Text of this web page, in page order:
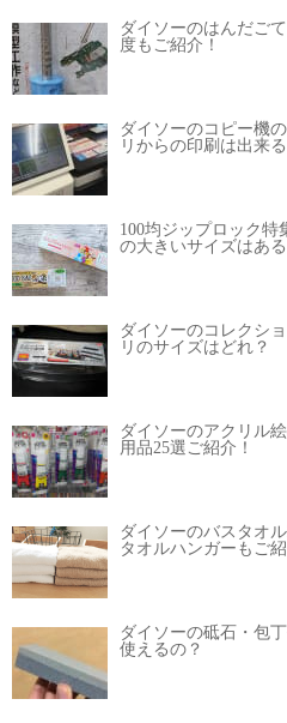
ダイソーのはんだご
度もご紹介！
ダイソーのコピー機
リからの印刷は出来る
100均ジップロック
の大きいサイズはある
ダイソーのコレクシ
リのサイズはどれ？
ダイソーのアクリル
用品25選ご紹介！
ダイソーのバスタオ
タオルハンガーもご紹
ダイソーの砥石・包
使えるの？